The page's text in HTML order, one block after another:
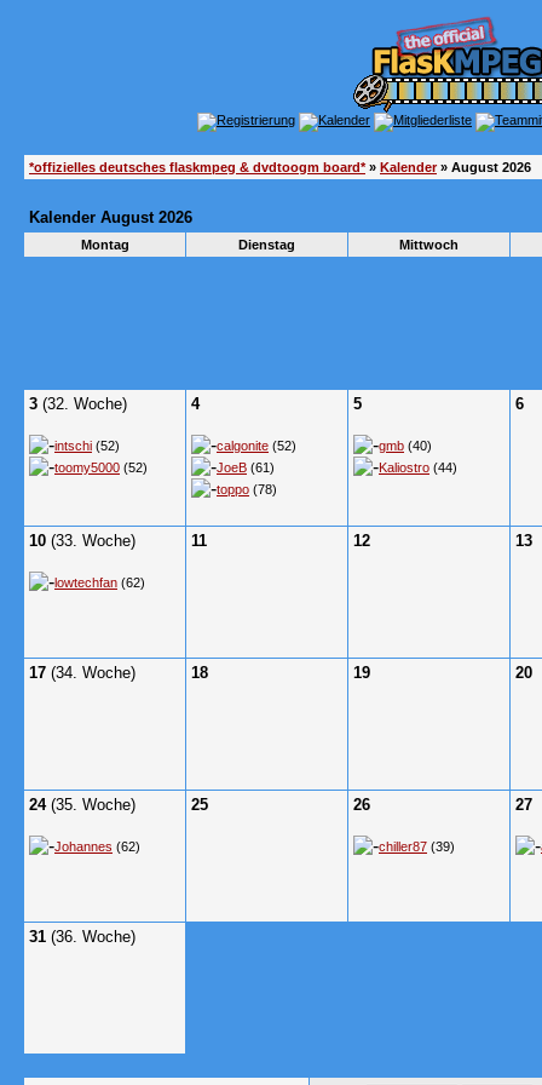
*offizielles deutsches flaskmpeg & dvdtoogm board*» Kalender» August 2026
Kalender August 2026
Montag Dienstag Mittwoch
3 (32. Woche)
intschi (52)
toomy5000 (52)
4
calgonite (52)
JoeB (61)
toppo (78)
5
gmb (40)
Kaliostro (44)
6
10 (33. Woche)
lowtechfan (62)
11 12 13
17 (34. Woche) 18 19 20
24(35. Woche)
Johannes (62)
25 26
chiller87 (39)
27
31 (36. Woche)